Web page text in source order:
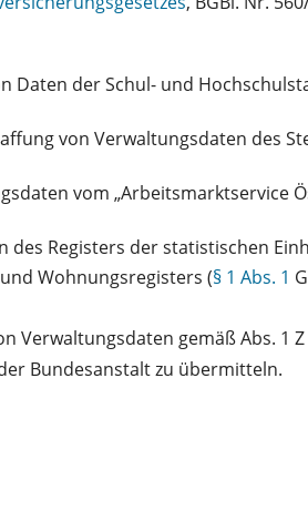
Daten der Schul- und
von Verwaltungsdaten des
vom „Arbeitsmarktservice
des Registers der statistischen
Wohnungsregisters (§ 1 Abs. 1
Verwaltungsdaten gemäß Abs. 1
Bundesanstalt zu übermitteln.